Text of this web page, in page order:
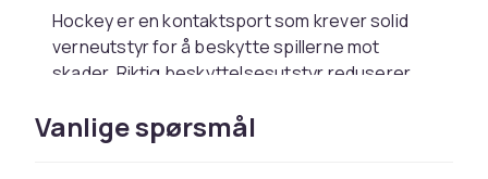
Hockey er en kontaktsport som krever solid
verneutstyr for å beskytte spillerne mot
skader. Riktig beskyttelsesutstyr reduserer
kollisjoner. Et komplett hockeyutrusting
inkluderer hjelm, skulder- og brystbeskyttelse,
Vanlige spørsmål